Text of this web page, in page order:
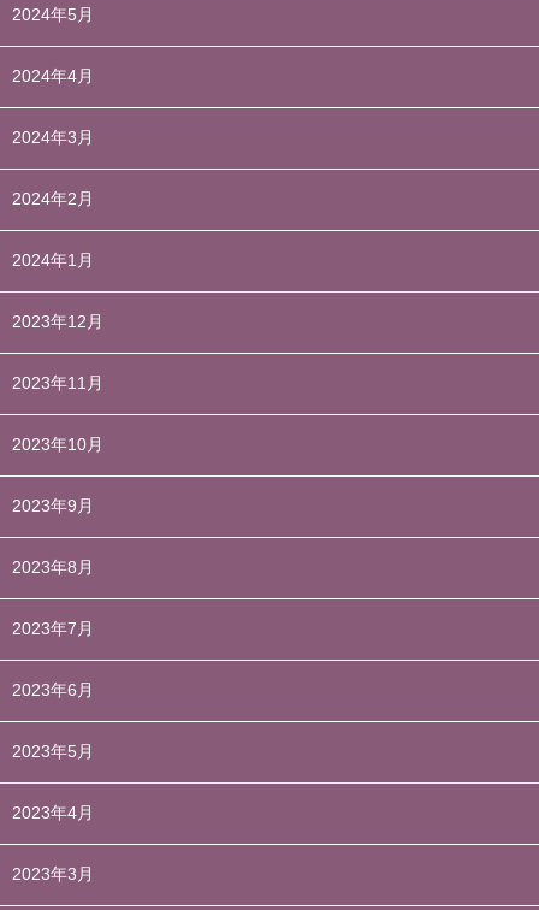
2024年5月
2024年4月
2024年3月
2024年2月
2024年1月
2023年12月
2023年11月
2023年10月
2023年9月
2023年8月
2023年7月
2023年6月
2023年5月
2023年4月
2023年3月